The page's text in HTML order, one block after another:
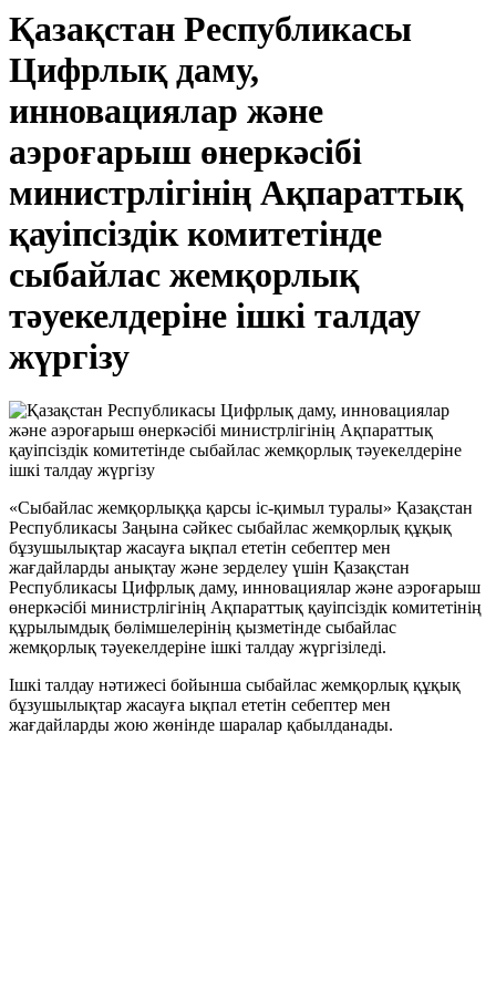
Қазақстан Республикасы
Цифрлық даму,
инновациялар және
аэроғарыш өнеркәсібі
министрлігінің Ақпараттық
қауіпсіздік комитетінде
сыбайлас жемқорлық
тәуекелдеріне ішкі талдау
жүргізу
«Сыбайлас жемқорлыққа қарсы іс-қимыл туралы» Қазақстан
Республикасы Заңына сәйкес сыбайлас жемқорлық құқық
бұзушылықтар жасауға ықпал ететін себептер мен
жағдайларды анықтау және зерделеу үшін Қазақстан
Республикасы Цифрлық даму, инновациялар және аэроғарыш
өнеркәсібі министрлігінің Ақпараттық қауіпсіздік комитетінің
құрылымдық бөлімшелерінің қызметінде сыбайлас
жемқорлық тәуекелдеріне ішкі талдау жүргізіледі.
Ішкі талдау нәтижесі бойынша сыбайлас жемқорлық құқық
бұзушылықтар жасауға ықпал ететін себептер мен
жағдайларды жою жөнінде шаралар қабылданады.